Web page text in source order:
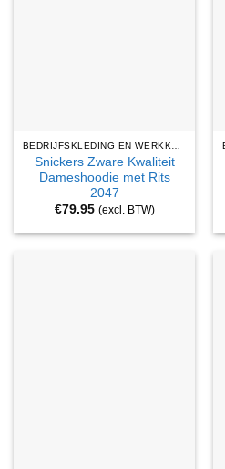
BEDRIJFSKLEDING EN WERKKLEDING
Snickers Zware Kwaliteit
Dameshoodie met Rits
2047
€79.95 (excl. BTW)